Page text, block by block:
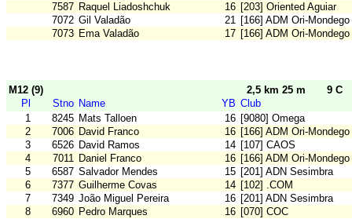
7587 Raquel Liadoshchuk 16 [203] Oriented Aguiar
7072 Gil Valadão 21 [166] ADM Ori-Mondego
7073 Ema Valadão 17 [166] ADM Ori-Mondego
M12 (9) 2,5 km 25 m
9 C
Pl
Stno Name YB Club
1
8245 Mats Talloen 16 [9080] Omega
2
7006 David Franco 16 [166] ADM Ori-Mondego
3
6526 David Ramos 14 [107] CAOS
4
7011 Daniel Franco 16 [166] ADM Ori-Mondego
5
6587 Salvador Mendes 15 [201] ADN Sesimbra
6
7377 Guilherme Covas 14 [102] .COM
7
7349 João Miguel Pereira 16 [201] ADN Sesimbra
8
6960 Pedro Marques 16 [070] COC